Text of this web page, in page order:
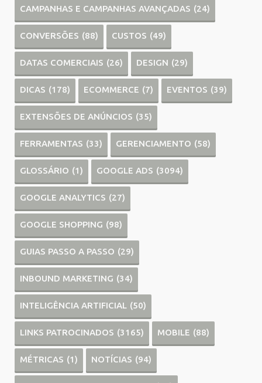
CAMPANHAS E CAMPANHAS AVANÇADAS (24)
CONVERSÕES (88) CUSTOS (49)
DATAS COMERCIAIS (26) DESIGN (29)
DICAS (178) ECOMMERCE (7) EVENTOS (39)
EXTENSÕES DE ANÚNCIOS (35)
FERRAMENTAS (33) GERENCIAMENTO (58)
GLOSSÁRIO (1) GOOGLE ADS (3094)
GOOGLE ANALYTICS (27)
GOOGLE SHOPPING (98)
GUIAS PASSO A PASSO (29)
INBOUND MARKETING (34)
INTELIGÊNCIA ARTIFICIAL (50)
LINKS PATROCINADOS (3165) MOBILE (88)
MÉTRICAS (1) NOTÍCIAS (94)